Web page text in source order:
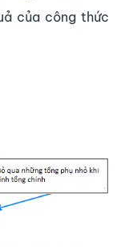
của công thức